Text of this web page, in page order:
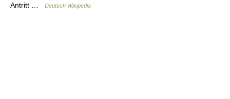
Antritt …
Deutsch Wikipedia